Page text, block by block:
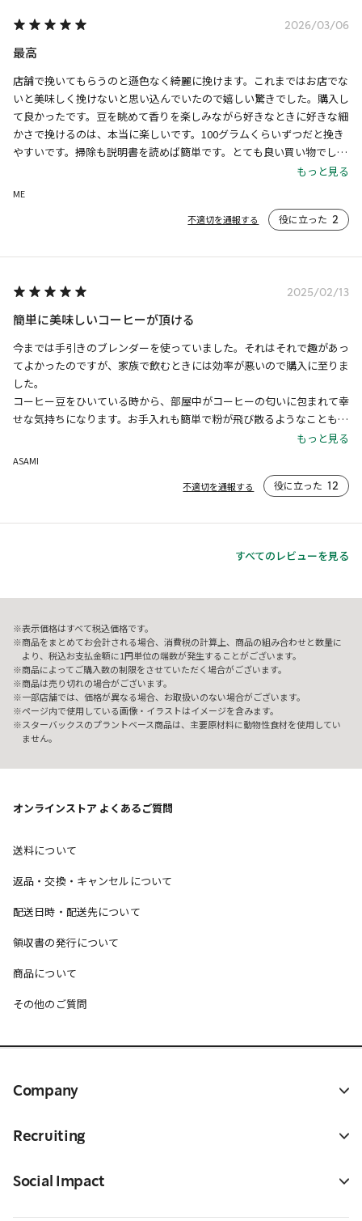
2026/03/06
最高
店舗で挽いてもらうのと遜色なく綺麗に挽けます。これまではお店でな
いと美味しく挽けないと思い込んでいたので嬉しい驚きでした。購入し
て良かったです。豆を眺めて香りを楽しみながら好きなときに好きな細
かさで挽けるのは、本当に楽しいです。100グラムくらいずつだと挽き
やすいです。掃除も説明書を読めば簡単です。とても良い買い物でし
もっと見る
ME
不適切を通報する 役に立った 2
2025/02/13
簡単に美味しいコーヒーが頂ける
今までは手引きのブレンダーを使っていました。それはそれで趣があっ
てよかったのですが、家族で飲むときには効率が悪いので購入に至りま
した。
コーヒー豆をひいている時から、部屋中がコーヒーの匂いに包まれて幸
せな気持ちになります。お手入れも簡単で粉が飛び散るようなこともあ
まりないので重宝しています。冬などは静電気の影響で多少カップに粉
もっと見る
ASAMI
不適切を通報する 役に立った 12
すべてのレビューを見る
表示価格はすべて税込価格です。
商品をまとめてお会計される場合、消費税の計算上、商品の組み合わせと数量に
より、税込お支払金額に1円単位の端数が発生することがございます。
商品によってご購入数の制限をさせていただく場合がございます。
商品は売り切れの場合がございます。
一部店舗では、価格が異なる場合、お取扱いのない場合がございます。
ページ内で使用している画像・イラストはイメージを含みます。
スターバックスのプラントベース商品は、主要原材料に動物性食材を使用してい
ません。
オンラインストア よくあるご質問
送料について
返品・交換・キャンセルについて
配送日時・配送先について
領収書の発行について
商品について
その他のご質問
Company
Recruiting
Social Impact